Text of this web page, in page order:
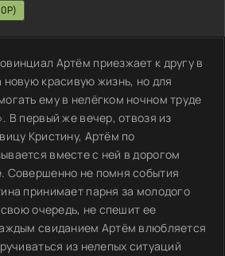
Артём приезжает к другу в
красивую жизнь, но для
ему в нелёгком ночном труде
В первый же вечер, отвозя из
Кристину, Артём по
вместе с ней в дорогом
Совершенно не помня события
принимает парня за молодого
очередь, не спешит ее
свиданием Артём влюбляется
из нелепых ситуаций